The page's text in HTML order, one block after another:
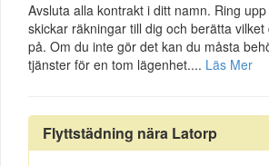
Avsluta alla kontrakt i ditt namn. Ring
skickar räkningar till dig och berätta
på. Om du inte gör det kan du måsta
tjänster för en tom lägenhet.... Läs Mer
Flyttstädning nära Latorp